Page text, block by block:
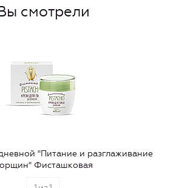
смотрели
"Питание и разглаживание
Фисташковая